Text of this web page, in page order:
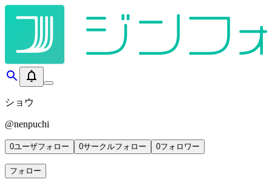
ショウ
@nenpuchi
0ユーザフォロー 0サークルフォロー 0フォロワー
フォロー